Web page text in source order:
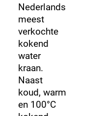
Nederlands
meest
verkochte
kokend
water
kraan.
Naast
koud, warm
en 100°C